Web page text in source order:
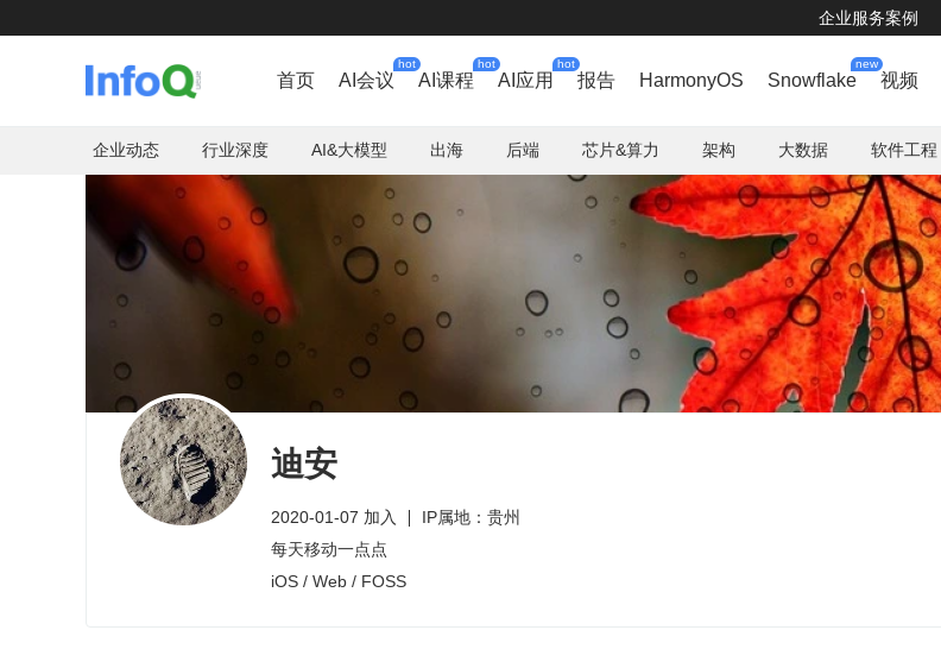
企业服务案例
首页 AI会议
hot
AI课程
hot
AI应用
hot
报告 HarmonyOS Snowflake
new
视频
企业动态 行业深度 AI&大模型 出海 后端 芯片&算力 架构 大数据 软件工程
迪安
2020-01-07 加入
IP属地：贵州
每天移动一点点
iOS / Web / FOSS